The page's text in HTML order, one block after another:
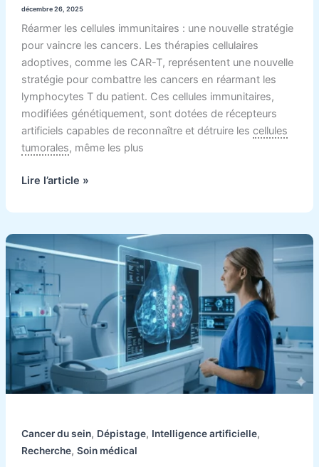
décembre 26, 2025
Réarmer les cellules immunitaires : une nouvelle stratégie
pour vaincre les cancers. Les thérapies cellulaires
adoptives, comme les CAR-T, représentent une nouvelle
stratégie pour combattre les cancers en réarmant les
lymphocytes T du patient. Ces cellules immunitaires,
modifiées génétiquement, sont dotées de récepteurs
artificiels capables de reconnaître et détruire les cellules
tumorales, même les plus
Lire l’article »
Cancer du sein, Dépistage, Intelligence artificielle,
Recherche, Soin médical
du
cancer
du
sein
:
l’intelligence
artificielle prédit
mieux
que
humains.